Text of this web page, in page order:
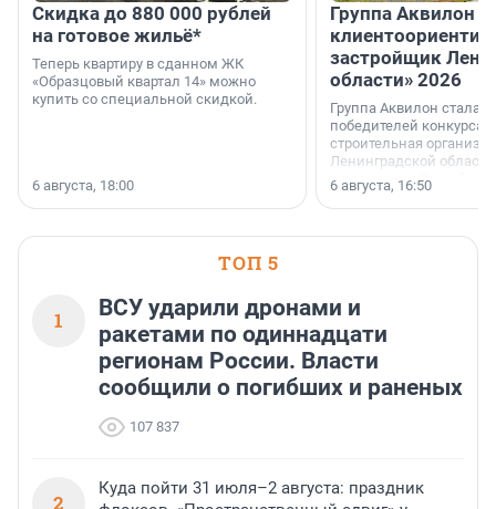
Скидка до 880 000 рублей
на готовое жильё*
Теперь квартиру в сданном ЖК
«Образцовый квартал 14» можно
купить со специальной скидкой.
6 августа, 18:00
Группа Аквилон
застройщик
области» 2026
Группа Аквилон стала
победителей конкурса
строительная
Ленинградской области
номинации «Самый
застройщик
6 августа, 16:50
ТОП 5
1
ВСУ ударили дронами и
ракетами по одиннадцати
регионам России. Власти
сообщили о погибших и раненых
107 837
2
Куда пойти 31 июля–2 августа: праздник